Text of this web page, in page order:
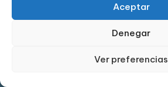
Aceptar
Denegar
Ver preferencias